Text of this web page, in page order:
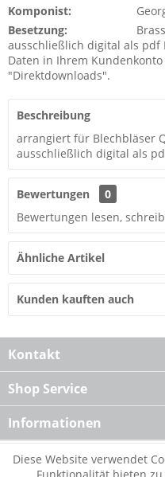
Komponist:
Besetzung:
ausschließlich digital als pdf
Daten in Ihrem
"Direktdownloads".
Beschreibung
arrangiert für Blechbläser
ausschließlich digital als
Bewertungen
0
Bewertungen lesen,
Ähnliche Artikel
Kunden kauften auch
Kontakt
Shop Service
Informationen
Diese Website verwendet